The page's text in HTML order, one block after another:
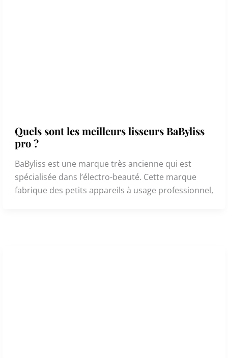
Quels sont les meilleurs lisseurs BaByliss
pro ?
BaByliss est une marque très ancienne qui est
spécialisée dans l’électro-beauté. Cette marque
fabrique des petits appareils à usage professionnel,